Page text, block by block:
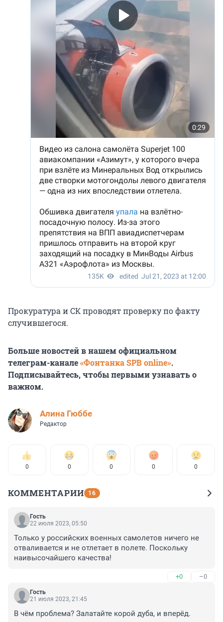
Прокуратура и СК проводят проверку по факту
случившегося.
Больше новостей в нашем официальном
телеграм-канале«Фонтанка SPB online».
Подписывайтесь, чтобы первыми узнавать о
важном.
Алина Гюббе
Редактор
0 0 0 0 0
КОММЕНТАРИИ 16
Гость
22 июля 2023, 05:50
Только у российских военных самолетов ничего не
отваливается и не отлетает в полете. Поскольку
наивысочайшего качества!
+0 –0
Гость
21 июля 2023, 21:45
В чём проблема? Залатайте корой дуба, и вперёд.